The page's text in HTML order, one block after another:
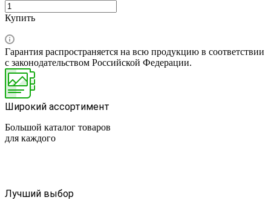
Купить
Гарантия распространяется на всю продукцию в соответствии
с законодательством Российской Федерации.
Широкий ассортимент
Большой каталог товаров
для каждого
Лучший выбор